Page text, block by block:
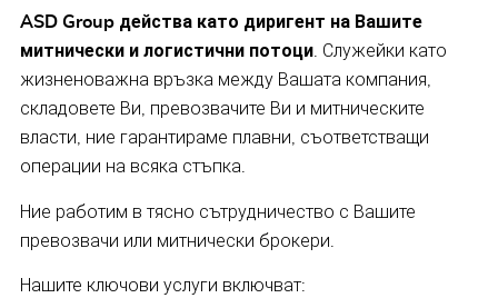
ASD Group действа като диригент на Вашите
митнически и логистични потоци. Служейки като
жизненоважна връзка между Вашата компания,
складовете Ви, превозвачите Ви и митническите
власти, ние гарантираме плавни, съответстващи
операции на всяка стъпка.
Ние работим в тясно сътрудничество с Вашите
превозвачи или митнически брокери.
Нашите ключови услуги включват: